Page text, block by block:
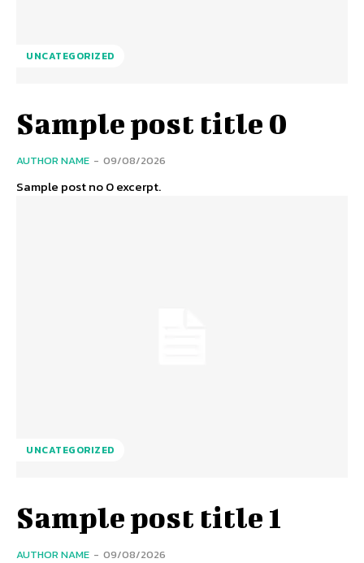
UNCATEGORIZED
Sample post title 0
AUTHOR NAME - 09/08/2026
Sample post no 0 excerpt.
UNCATEGORIZED
Sample post title 1
AUTHOR NAME - 09/08/2026